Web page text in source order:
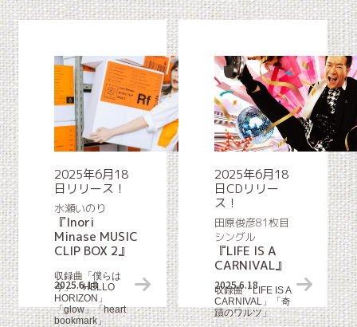
2025.6.18 リリース情報
2025年6月18
日リリース！
水瀬いのり
『Inori
Minase MUSIC
CLIP BOX 2』
収録曲「僕らは
今」「HELLO
HORIZON」
「glow」「heart
bookmark」
2025.6.18
2025年6月18
日CDリリー
ス！
田原俊彦81枚目
シングル
『LIFE IS A
CARNIVAL』
収録曲「LIFE IS A
CARNIVAL」「奇
蹟のワルツ」